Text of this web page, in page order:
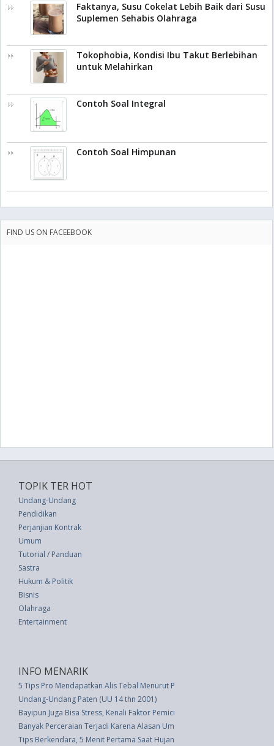
Faktanya, Susu Cokelat Lebih Baik dari Susu
Suplemen Sehabis Olahraga
Tokophobia, Kondisi Ibu Takut Berlebihan
untuk Melahirkan
Contoh Soal Integral
Contoh Soal Himpunan
FIND US ON FACEEBOOK
TOPIK TER HOT
Undang-Undang
Pendidikan
Perjanjian Kontrak
Umum
Tutorial / Panduan
Sastra
Hukum & Politik
Bisnis
Olahraga
Entertainment
INFO MENARIK
5 Tips Pro Mendapatkan Alis Tebal Menurut Para Ahli
Undang-Undang Paten (UU 14 thn 2001)
Bayipun Juga Bisa Stress, Kenali Faktor Pemicunya
Banyak Perceraian Terjadi Karena Alasan Umum Ini
Tips Berkendara, 5 Menit Pertama Saat Hujan